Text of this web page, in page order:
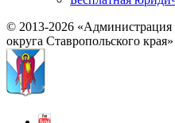
© 2013-2026
округа Ставропольского края»